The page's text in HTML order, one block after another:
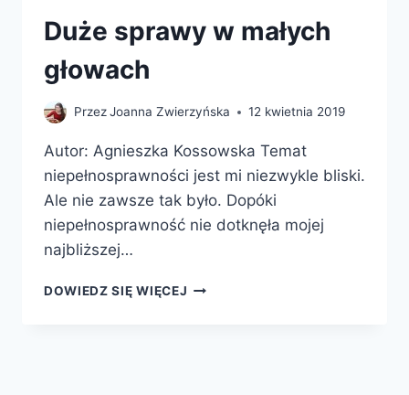
Duże sprawy w małych
głowach
PrzezJoanna Zwierzyńska 12 kwietnia 2019
Autor: Agnieszka Kossowska Temat
niepełnosprawności jest mi niezwykle bliski.
Ale nie zawsze tak było. Dopóki
niepełnosprawność nie dotknęła mojej
najbliższej…
DOWIEDZ SIĘ WIĘCEJ DUŻE